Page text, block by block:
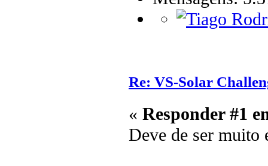
Re: VS-Solar
« Responder #1
Deve de ser muito